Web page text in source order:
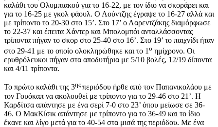
καλάθι του Ολυμπιακού για το 16-22, με τον ίδιο να σκοράρει και
για το 16-25 με γκολ φάουλ. Ο Λούντζης έγραψε το 16-27 αλλά και
με τρίποντο το 20-30 στο 15’. Στο 17’ ο Λαρεντζάκης διαμόρφωσε
το 22-37 και έπειτα Χάντερ και Μπολομπόι ανταλλάσσοντας
τρίποντα πήγαν το σκορ στο 25-40 στο 16’. Στο 19’ το παιχνίδι ήταν
στο 29-41 με το οποίο ολοκληρώθηκε και το 1 ο ημίχρονο. Οι
ερυθρόλευκοι πήγαν στα αποδυτήρια με 5/10 βολές, 12/19 δίποντα
και 4/11 τρίποντα.
Το πρώτο καλάθι της 3ης περιόδου ήρθε από τον Παπανικολάου με
τον Γουόκαπ να ακολουθεί με τρίποντο για το 29-46 στο 21’. Η
Καρδίτσα απάντησε με ένα σερί 7-0 στο 23’ όπου μείωσε σε 36-
46. Ο ΜακΚίσικ απάντησε με τρίποντο για το 36-49 και το ίδιο
έκανε και λίγο μετά για το 40-54 στα μισά της περιόδου. Με ένα